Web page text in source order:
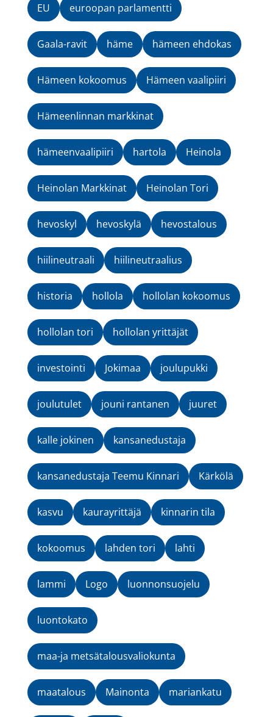
EU euroopan parlamentti
Gaala-ravit häme hämeen ehdokas
Hämeen kokoomus Hämeen vaalipiiri
Hämeenlinnan markkinat
hämeenvaalipiiri hartola Heinola
Heinolan Markkinat Heinolan Tori
hevoskyl hevoskylä hevostalous
hiilineutraali hiilineutraalius
historia hollola hollolan kokoomus
hollolan tori hollolan yrittäjät
investointi Jokimaa joulupukki
joulutulet jouni rantanen juuret
kalle jokinen kansanedustaja
kansanedustaja Teemu Kinnari Kärkölä
kasvu kaurayrittäjä kinnarin tila
kokoomus lahden tori lahti
lammi Logo luonnonsuojelu
luontokato
maa-ja metsätalousvaliokunta
maatalous Mainonta mariankatu